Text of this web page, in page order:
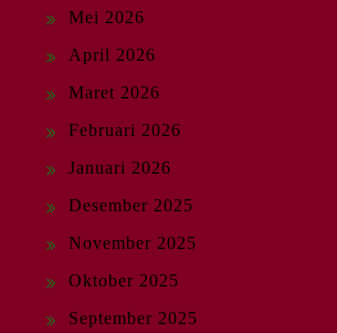
Mei 2026
April 2026
Maret 2026
Februari 2026
Januari 2026
Desember 2025
November 2025
Oktober 2025
September 2025